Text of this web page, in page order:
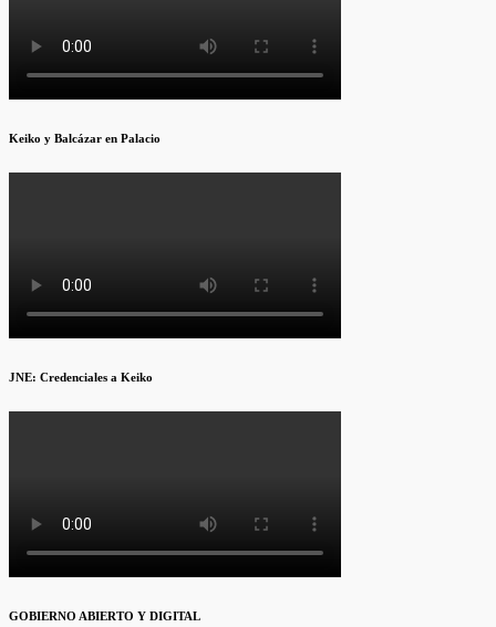
Keiko y Balcázar en Palacio
JNE: Credenciales a Keiko
GOBIERNO ABIERTO Y DIGITAL